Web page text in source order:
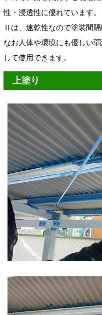
性・浸透性に優れています
Ⅱは、速乾性なので塗装間隔
なお人体や環境にも優しい
して使用できます。
上塗り